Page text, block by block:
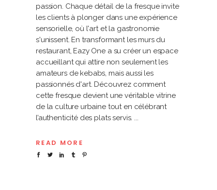
passion. Chaque détail de la fresque invite
les clients à plonger dans une expérience
sensorielle, où l'art et la gastronomie
s'unissent. En transformant les murs du
restaurant, Eazy One a su créer un espace
accueillant qui attire non seulement les
amateurs de kebabs, mais aussi les
passionnés d'art. Découvrez comment
cette fresque devient une véritable vitrine
de la culture urbaine tout en célébrant
l’authenticité des plats servis.
READ MORE